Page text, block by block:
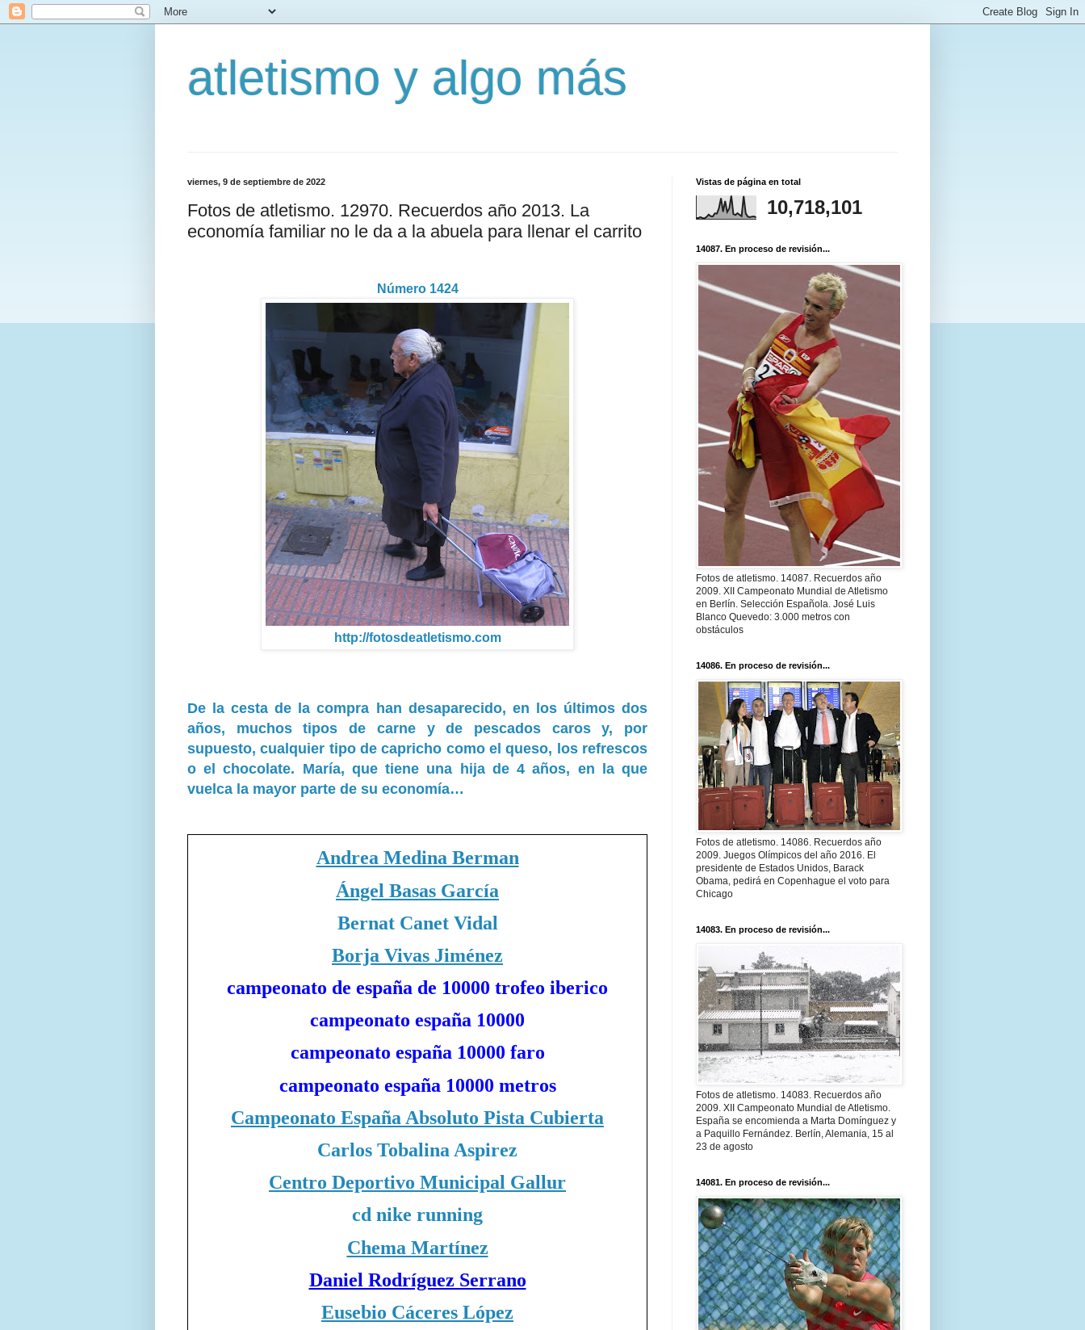
atletismo y algo más
viernes, 9 de septiembre de 2022
Fotos de atletismo. 12970. Recuerdos año 2013. La
economía familiar no le da a la abuela para llenar el carrito
Número 1424
http://fotosdeatletismo.com
De la cesta de la compra han desaparecido, en los últimos dos
años, muchos tipos de carne y de pescados caros y, por
supuesto, cualquier tipo de capricho como el queso, los refrescos
o el chocolate. María, que tiene una hija de 4 años, en la que
vuelca la mayor parte de su economía…
Andrea Medina Berman
Ángel Basas García
Bernat Canet Vidal
Borja Vivas Jiménez
campeonato de españa de 10000 trofeo iberico
campeonato españa 10000
campeonato españa 10000 faro
campeonato españa 10000 metros
Campeonato España Absoluto Pista Cubierta
Carlos Tobalina Aspirez
Centro Deportivo Municipal Gallur
cd nike running
Chema Martínez
Daniel Rodríguez Serrano
Eusebio Cáceres López
Vistas de página en total
10,718,101
14087. En proceso de revisión...
Fotos de atletismo. 14087. Recuerdos año
2009. XII Campeonato Mundial de Atletismo
en Berlín. Selección Española. José Luis
Blanco Quevedo: 3.000 metros con
obstáculos
14086. En proceso de revisión...
Fotos de atletismo. 14086. Recuerdos año
2009. Juegos Olímpicos del año 2016. El
presidente de Estados Unidos, Barack
Obama, pedirá en Copenhague el voto para
Chicago
14083. En proceso de revisión...
Fotos de atletismo. 14083. Recuerdos año
2009. XII Campeonato Mundial de Atletismo.
España se encomienda a Marta Domínguez y
a Paquillo Fernández. Berlín, Alemania, 15 al
23 de agosto
14081. En proceso de revisión...